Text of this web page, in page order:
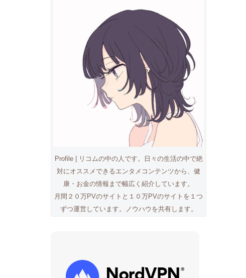
Profile | リコムの中の人です。日々の生活の中で絶
対にオススメできるエンタメコンテンツから、健
康・お金の情報まで幅広く紹介しています。
月間２０万PVのサイトと１０万PVのサイトを１つ
ずつ運営しています。ノウハウを共有します。